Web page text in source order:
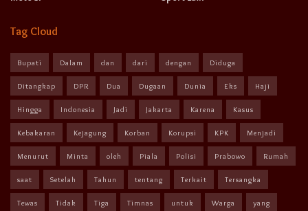
Tag Cloud
Bupati Dalam dan dari dengan Diduga
Ditangkap DPR Dua Dugaan Dunia Eks Haji
Hingga Indonesia Jadi Jakarta Karena Kasus
Kebakaran Kejagung Korban Korupsi KPK Menjadi
Menurut Minta oleh Piala Polisi Prabowo Rumah
saat Setelah Tahun tentang Terkait Tersangka
Tewas Tidak Tiga Timnas untuk Warga yang